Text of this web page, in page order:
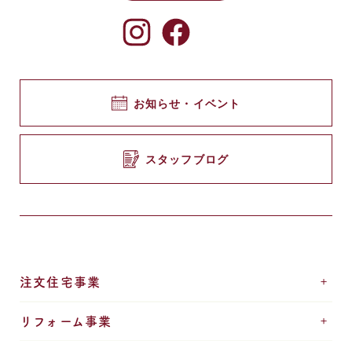
お知らせ・イベント
スタッフブログ
注文住宅事業
リフォーム事業